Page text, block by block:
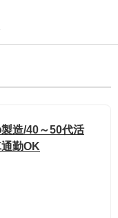
造/40～50代活
勤OK